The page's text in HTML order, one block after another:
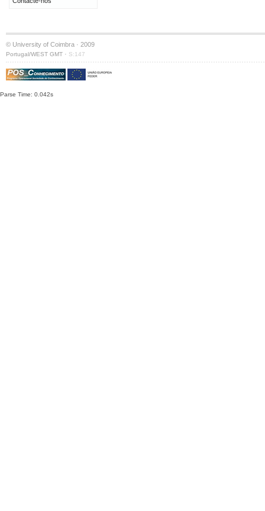
© University of Coimbra · 2009
Portugal/WEST GMT · S:147
Parse Time: 0.042s